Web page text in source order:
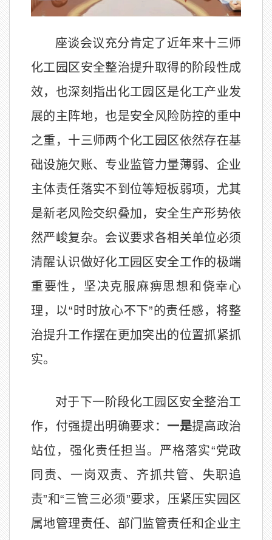
座谈会议充分肯定了近年来十三师
化工园区安全整治提升取得的阶段性成
效，也深刻指出化工园区是化工产业发
展的主阵地，也是安全风险防控的重中
之重，十三师两个化工园区依然存在基
础设施欠账、专业监管力量薄弱、企业
主体责任落实不到位等短板弱项，尤其
是新老风险交织叠加，安全生产形势依
然严峻复杂。会议要求各相关单位必须
清醒认识做好化工园区安全工作的极端
重要性，坚决克服麻痹思想和侥幸心
理，以“时时放心不下”的责任感，将整
治提升工作摆在更加突出的位置抓紧抓
实。
对于下一阶段化工园区安全整治工
作，付强提出明确要求：一是提高政治
站位，强化责任担当。严格落实“党政
同责、一岗双责、齐抓共管、失职追
责”和“三管三必须”要求，压紧压实园区
属地管理责任、部门监管责任和企业主